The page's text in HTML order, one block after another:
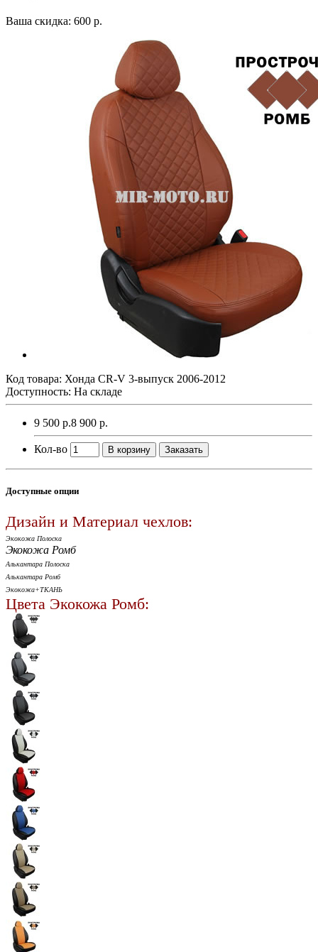
Ваша скидка: 600 р.
Код товара: Хонда CR-V 3-выпуск 2006-2012
Доступность: На складе
9 500 р.8 900 р.
Кол-во В корзину Заказать
Доступные опции
Дизайн и Материал чехлов:
Экокожа Полоска
Экокожа Ромб
Алькантара Полоска
Алькантара Ромб
Экокожа+ТКАНЬ
Цвета Экокожа Ромб: